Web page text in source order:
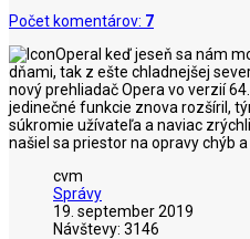
Počet komentárov: 7
I keď jeseň sa nám
dňami, tak z ešte chladnejšej
nový prehliadač Opera vo verzií
jedinečné funkcie znova rozšíril,
súkromie užívateľa a naviac
našiel sa priestor na opravy chýb
cvm
Správy
19. september 2019
Návštevy: 3146